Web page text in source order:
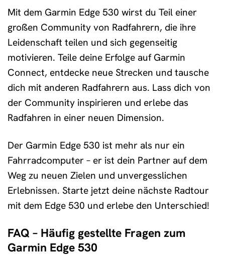
Mit dem Garmin Edge 530 wirst du Teil einer
großen Community von Radfahrern, die ihre
Leidenschaft teilen und sich gegenseitig
motivieren. Teile deine Erfolge auf Garmin
Connect, entdecke neue Strecken und tausche
dich mit anderen Radfahrern aus. Lass dich von
der Community inspirieren und erlebe das
Radfahren in einer neuen Dimension.
Der Garmin Edge 530 ist mehr als nur ein
Fahrradcomputer – er ist dein Partner auf dem
Weg zu neuen Zielen und unvergesslichen
Erlebnissen. Starte jetzt deine nächste Radtour
mit dem Edge 530 und erlebe den Unterschied!
FAQ – Häufig gestellte Fragen zum
Garmin Edge 530